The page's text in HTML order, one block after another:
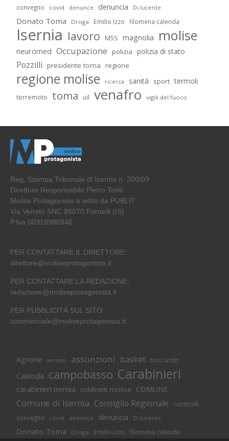
convegno covid denunce denuncia Di lucente
Donato Toma Droga Emilio Izzo filomena calenda
Isernia lavoro M5S magnolia molise
neuromed Occupazione polizia polizia di stato
Pozzilli presidente toma regione
regione molise ricerca sanità sport termoli
terremoto toma uil venafro vigili del fuoco
Reg. Stampa Tribunale di Isernia n. 300/09
Direttore Responsabile Pietro Tonti
Molise Protagonista è edito da PUBLIT
Via Veneto SNC 86070 Fornelli (IS)
P.Iva 00919980946
PER CONTATTARE IL DIRETTORE:
direttore@moliseprotagonista.it
PER CONTATTARE LA REDAZIONE:
redazione@moliseprotagonista.it
PER PUBBLICITÀ SUL SITO:
commerciale@moliseprotagonista.it
Agnone arresto assunzioni basket boccardo
Calenda campobasso Carabinieri
carabinieri isernia coldiretti molise COMUNE
Comune di Isernia Consiglio Regionale controlli
convegno covid denunce denuncia Di lucente
Donato Toma Droga Emilio Izzo filomena calenda